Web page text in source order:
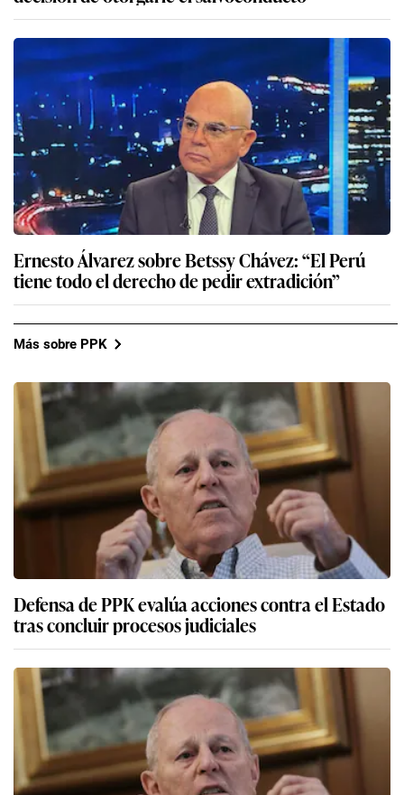
Ernesto Álvarez sobre Betssy Chávez: “El Perú
tiene todo el derecho de pedir extradición”
Más sobre PPK
Defensa de PPK evalúa acciones contra el Estado
tras concluir procesos judiciales